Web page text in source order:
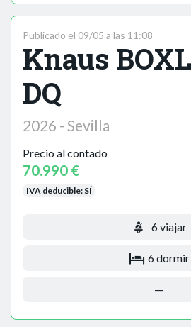
Publicado el 09/05 a las 11:08
Knaus
DQ
2026 - Sevilla
Precio al contado
70.990 €
IVA deducible: SÍ
6 viajar
6 dormir
—